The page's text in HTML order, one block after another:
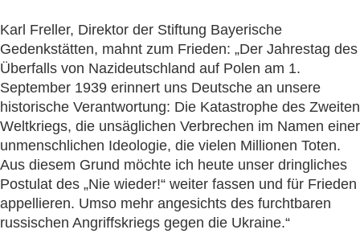
Karl Freller, Direktor der Stiftung Bayerische
Gedenkstätten, mahnt zum Frieden: „Der Jahrestag des
Überfalls von Nazideutschland auf Polen am 1.
September 1939 erinnert uns Deutsche an unsere
historische Verantwortung: Die Katastrophe des Zweiten
Weltkriegs, die unsäglichen Verbrechen im Namen einer
unmenschlichen Ideologie, die vielen Millionen Toten.
Aus diesem Grund möchte ich heute unser dringliches
Postulat des „Nie wieder!“ weiter fassen und für Frieden
appellieren. Umso mehr angesichts des furchtbaren
russischen Angriffskriegs gegen die Ukraine.“